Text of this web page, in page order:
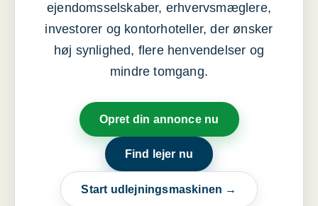
ejendomsselskaber, erhvervsmæglere,
investorer og kontorhoteller, der ønsker
høj synlighed, flere henvendelser og
mindre tomgang.
Opret din annonce nu
Find lejer nu
Start udlejningsmaskinen →